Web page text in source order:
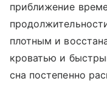
приближение
плотным и
кроватью и
сна постепенно